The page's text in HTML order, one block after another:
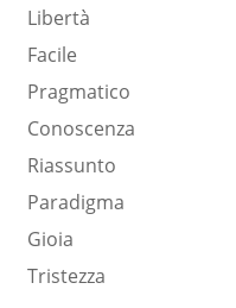
Libertà
Facile
Pragmatico
Conoscenza
Riassunto
Paradigma
Gioia
Tristezza